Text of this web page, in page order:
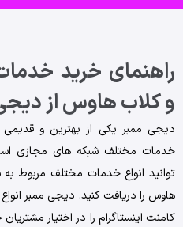
راهنمای خرید خدمات
و کلاب هاوس از
دیجی ممبر یکی از بهترین و قدیمی‌
خدمات مختلف شبکه‌ های مجازی
‌توانید انواع خدمات مختلف مربوط به
هاوس را دریافت کنید. دیجی ممبر
کامنت اینستاگرام را در اختیار